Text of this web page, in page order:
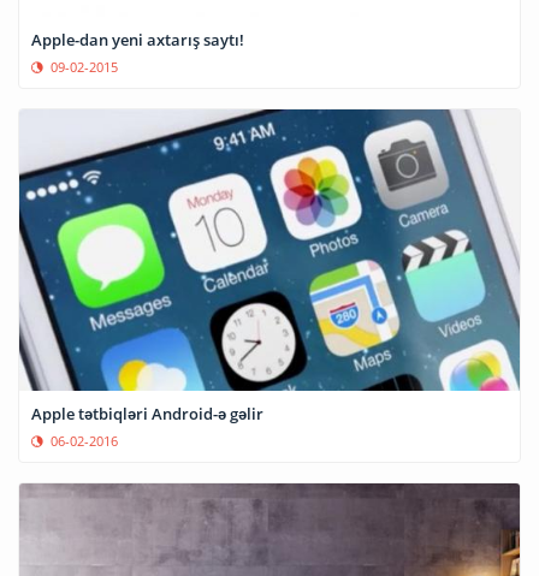
Apple-dan yeni axtarış saytı!
09-02-2015
Apple tətbiqləri Android-ə gəlir
06-02-2016